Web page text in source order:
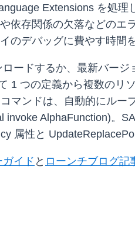
Extensions を処
依存関係の欠落などの
のデバッグに費やす時間
ードするか、最新バー
1 つの定義から複数のリ
マンドは、自動的にル
AlphaFunction)。
属性と
イド と ローンチブログ記